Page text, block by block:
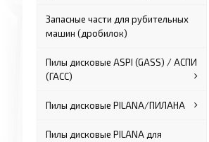
Запасные части для рубительных
машин (дробилок)
Пилы дисковые ASPI (GASS) / АСПИ
(ГАСС)
Пилы дисковые PILANA/ПИЛАНА
Пилы дисковые PILANA для